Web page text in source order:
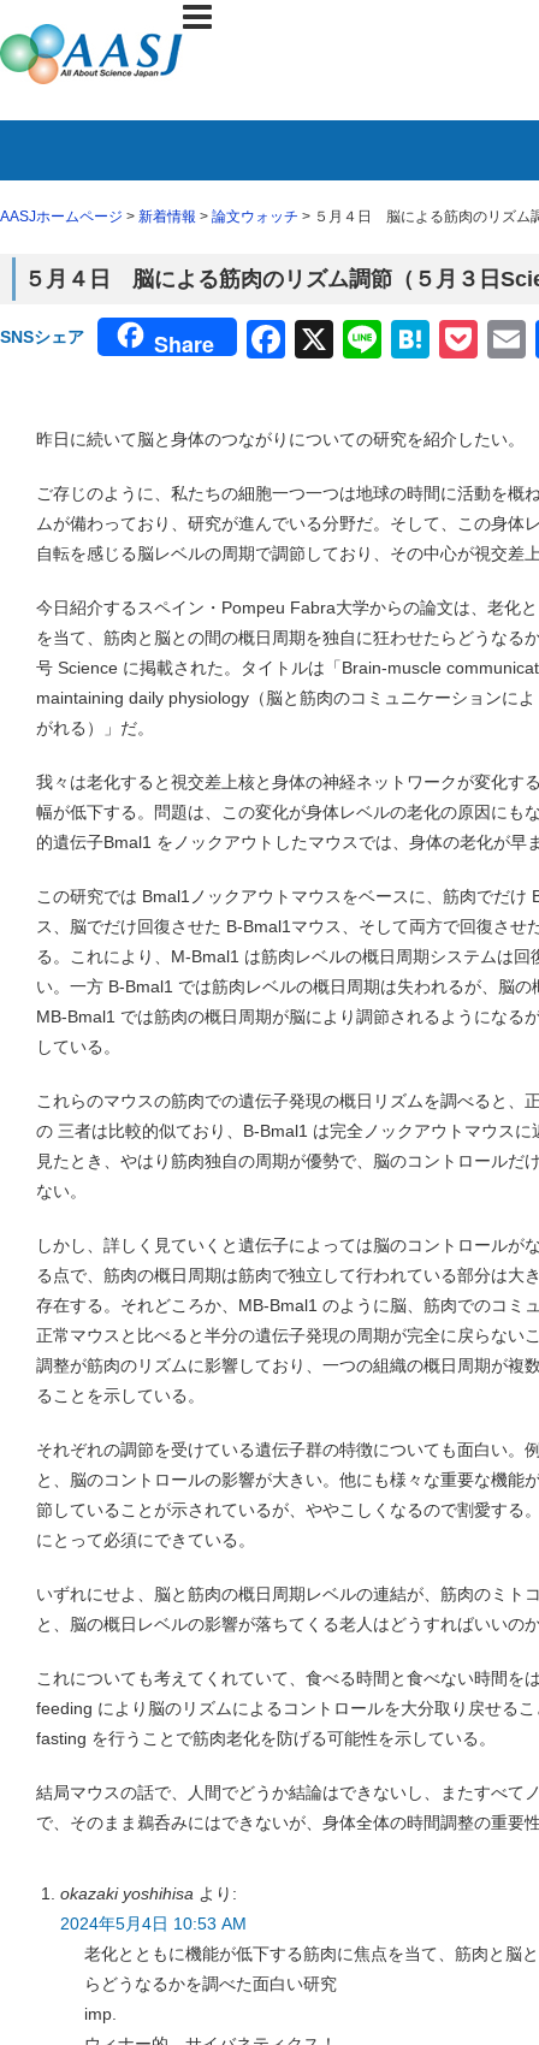
AASJホームページ > 新着情報 > 論文ウォッチ > ５月４日 脳による筋肉のリズム
５月４日 脳による筋肉のリズム調節（５月３日
SNSシェア Share Facebook
X Line
昨日に続いて脳と身体のつながりについての研究を紹介したい。
ご存じのように、私たちの細胞一つ一つは地球の時間に活動を概
ムが備わっており、研究が進んでいる分野だ。そして、この身体
自転を感じる脳レベルの周期で調節しており、その中心が視交差
今日紹介するスペイン・Pompeu Fabra大学からの論文は、老化
を当て、筋肉と脳との間の概日周期を独自に狂わせたらどうなる
号 Science に掲載された。タイトルは「Brain-muscle
maintaining daily physiology（脳と筋肉のコミュニケーションに
がれる）」だ。
我々は老化すると視交差上核と身体の神経ネットワークが変化す
幅が低下する。問題は、この変化が身体レベルの老化の原因にも
的遺伝子Bmal1 をノックアウトしたマウスでは、身体の老化が早
この研究では Bmal1ノックアウトマウスをベースに、筋肉でだけ
ス、脳でだけ回復させた B-Bmal1マウス、そして両方で回復させ
る。これにより、M-Bmal1 は筋肉レベルの概日周期システムは
い。一方 B-Bmal1 では筋肉レベルの概日周期は失われるが、脳
MB-Bmal1 では筋肉の概日周期が脳により調節されるようになる
している。
これらのマウスの筋肉での遺伝子発現の概日リズムを調べると、
の 三者は比較的似ており、B-Bmal1 は完全ノックアウトマウス
見たとき、やはり筋肉独自の周期が優勢で、脳のコントロールだ
ない。
しかし、詳しく見ていくと遺伝子によっては脳のコントロールが
る点で、筋肉の概日周期は筋肉で独立して行われている部分は大
存在する。それどころか、MB-Bmal1 のように脳、筋肉でのコミ
正常マウスと比べると半分の遺伝子発現の周期が完全に戻らない
調整が筋肉のリズムに影響しており、一つの組織の概日周期が複
ることを示している。
それぞれの調節を受けている遺伝子群の特徴についても面白い。
と、脳のコントロールの影響が大きい。他にも様々な重要な機能
節していることが示されているが、ややこしくなるので割愛する
にとって必須にできている。
いずれにせよ、脳と筋肉の概日周期レベルの連結が、筋肉のミト
と、脳の概日レベルの影響が落ちてくる老人はどうすればいいの
これについても考えてくれていて、食べる時間と食べない時間を
feeding により脳のリズムによるコントロールを大分取り戻せる
fasting を行うことで筋肉老化を防げる可能性を示している。
結局マウスの話で、人間でどうか結論はできないし、またすべて
で、そのまま鵜呑みにはできないが、身体全体の時間調整の重要
okazaki yoshihisa より:
2024年5月4日 10:53 AM
老化とともに機能が低下する筋肉に焦点を当て、筋肉と脳
らどうなるかを調べた面白い研究
imp.